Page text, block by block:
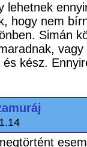
lehetnek
hogy nem
Simán
kész.